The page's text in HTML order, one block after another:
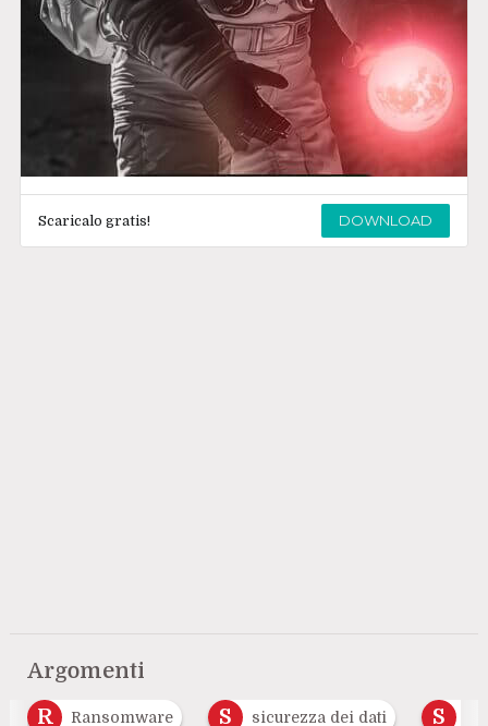
Scaricalo gratis! DOWNLOAD
Argomenti
R
Ransomware S sicurezza dei dati S